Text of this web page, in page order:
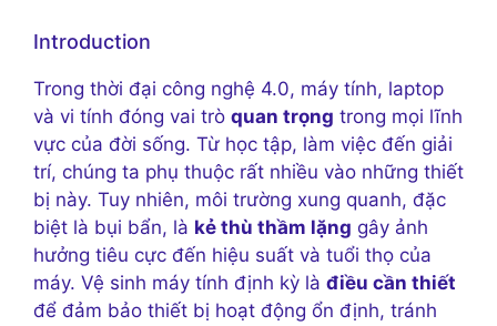
Introduction
Trong thời đại công nghệ 4.0, máy tính, laptop
và vi tính đóng vai trò quan trọng trong mọi lĩnh
vực của đời sống. Từ học tập, làm việc đến giải
trí, chúng ta phụ thuộc rất nhiều vào những thiết
bị này. Tuy nhiên, môi trường xung quanh, đặc
biệt là bụi bẩn, là kẻ thù thầm lặng gây ảnh
hưởng tiêu cực đến hiệu suất và tuổi thọ của
máy. Vệ sinh máy tính định kỳ là điều cần thiết
để đảm bảo thiết bị hoạt động ổn định, tránh